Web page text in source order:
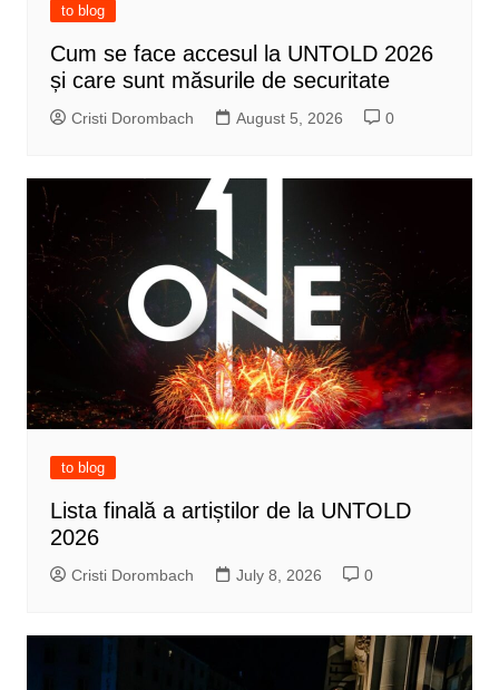
to blog
Cum se face accesul la UNTOLD 2026
și care sunt măsurile de securitate
Cristi Dorombach August 5, 2026 0
to blog
Lista finală a artiștilor de la UNTOLD
2026
Cristi Dorombach July 8, 2026 0